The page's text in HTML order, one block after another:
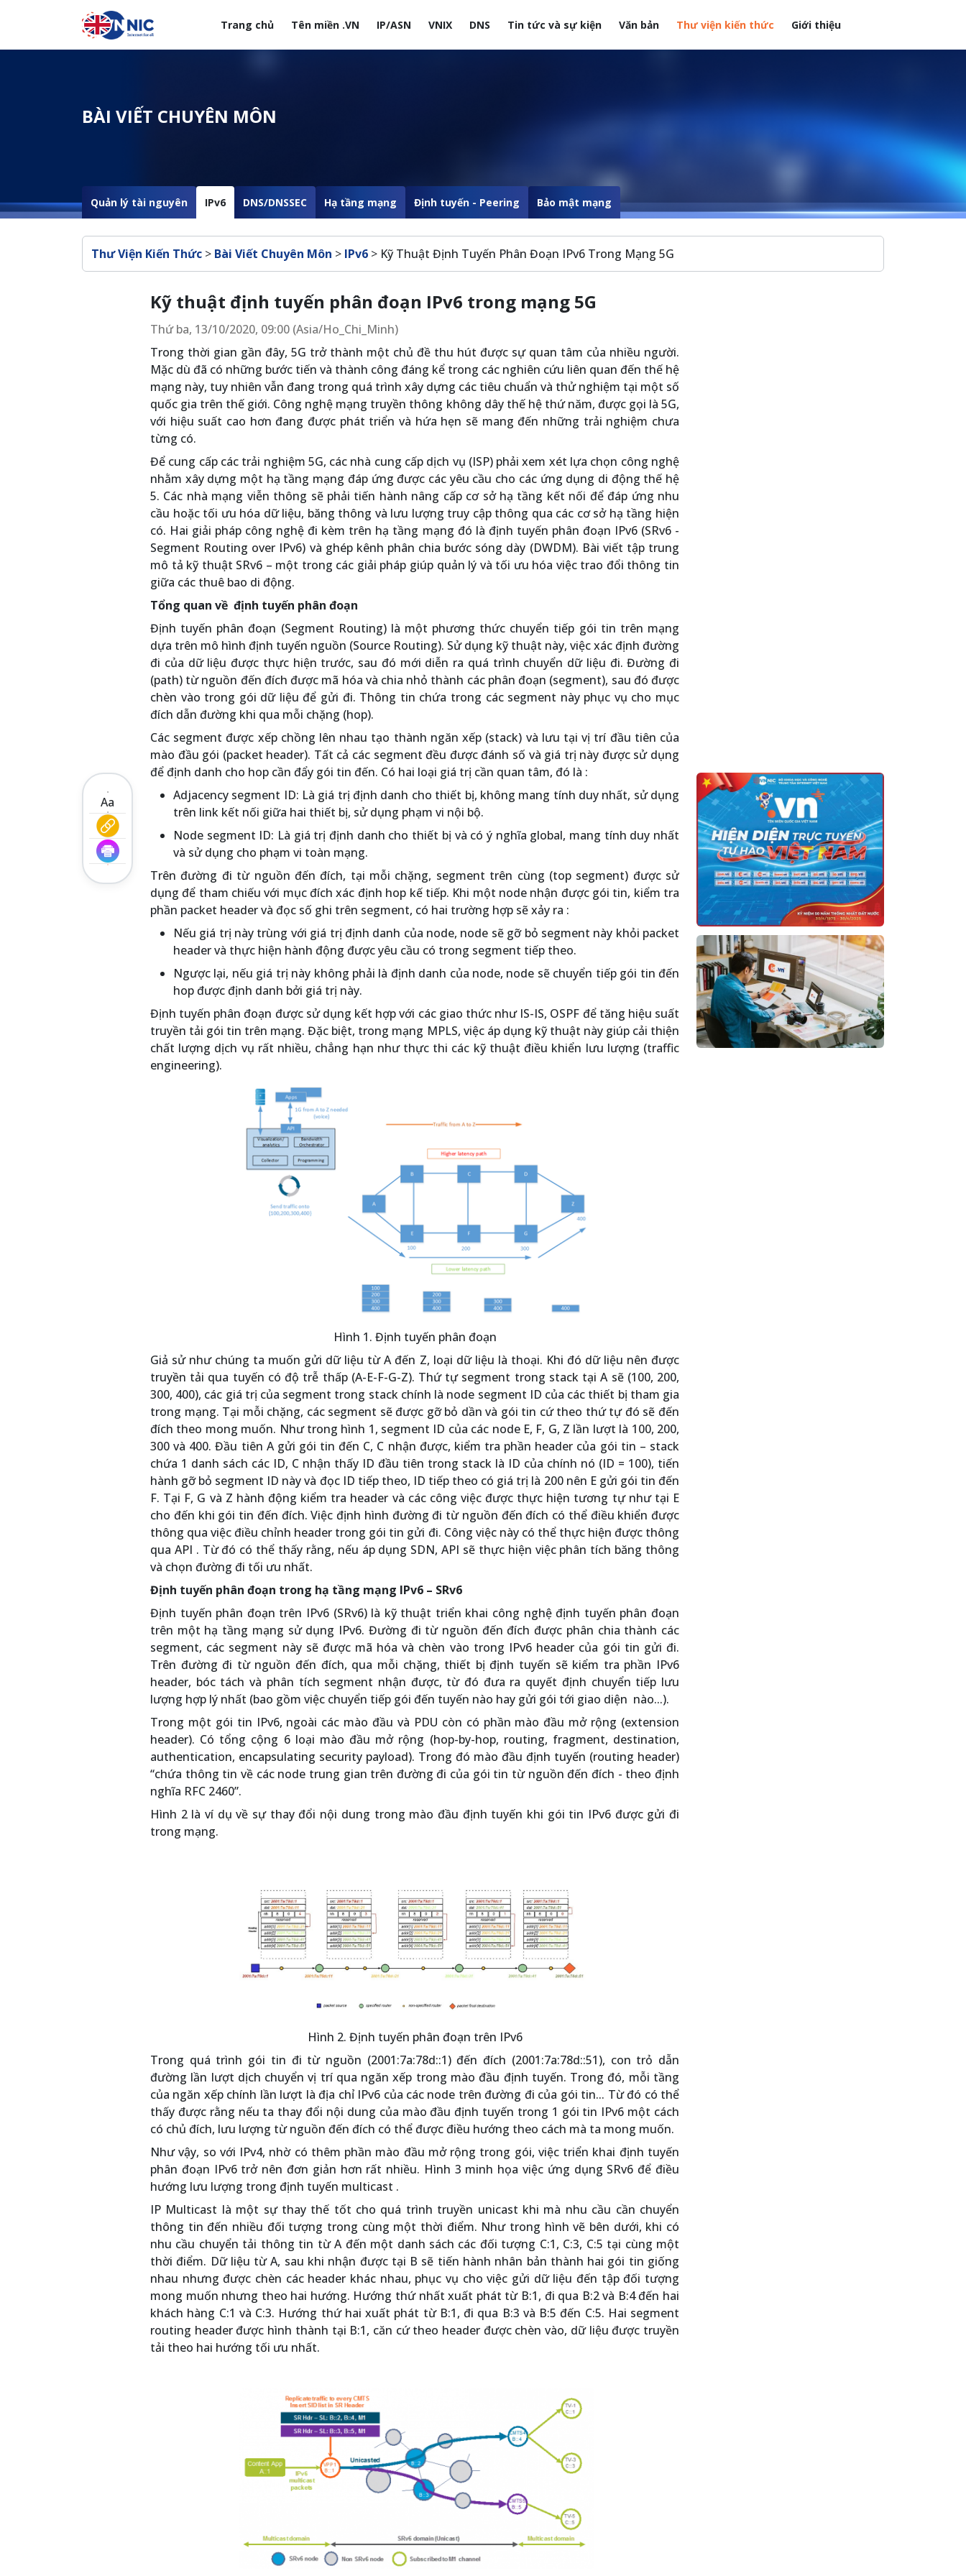
Nhảy đến nội dung
Trang chủ Tên miền .VN IP/ASN VNIX DNS Tin tức và sự kiện Văn bản Thư viện kiến thức Giới thiệu
Menuheader của website
BÀI VIẾT CHUYÊN MÔN
Quản lý tài nguyên IPv6 DNS/DNSSEC Hạ tầng mạng Định tuyến - Peering Bảo mật mạng
Breadcrumb
Thư Viện Kiến Thức > Bài Viết Chuyên Môn > IPv6 > Kỹ Thuật Định Tuyến Phân Đoạn IPv6 Trong Mạng 5G
Aa
Kỹ thuật định tuyến phân đoạn IPv6 trong mạng 5G
Thứ ba, 13/10/2020, 09:00 (Asia/Ho_Chi_Minh)
Trong thời gian gần đây, 5G trở thành một chủ đề thu hút được sự quan tâm của nhiều người.
Mặc dù đã có những bước tiến và thành công đáng kể trong các nghiên cứu liên quan đến thế hệ
mạng này, tuy nhiên vẫn đang trong quá trình xây dựng các tiêu chuẩn và thử nghiệm tại một số
quốc gia trên thế giới. Công nghệ mạng truyền thông không dây thế hệ thứ năm, được gọi là 5G,
với hiệu suất cao hơn đang được phát triển và hứa hẹn sẽ mang đến những trải nghiệm chưa
từng có.
Để cung cấp các trải nghiệm 5G, các nhà cung cấp dịch vụ (ISP) phải xem xét lựa chọn công nghệ
nhằm xây dựng một hạ tầng mạng đáp ứng được các yêu cầu cho các ứng dụng di động thế hệ
5. Các nhà mạng viễn thông sẽ phải tiến hành nâng cấp cơ sở hạ tầng kết nối để đáp ứng nhu
cầu hoặc tối ưu hóa dữ liệu, băng thông và lưu lượng truy cập thông qua các cơ sở hạ tầng hiện
có. Hai giải pháp công nghệ đi kèm trên hạ tầng mạng đó là định tuyến phân đoạn IPv6 (SRv6 -
Segment Routing over IPv6) và ghép kênh phân chia bước sóng dày (DWDM). Bài viết tập trung
mô tả kỹ thuật SRv6 – một trong các giải pháp giúp quản lý và tối ưu hóa việc trao đổi thông tin
giữa các thuê bao di động.
Tổng quan về định tuyến phân đoạn
Định tuyến phân đoạn (Segment Routing) là một phương thức chuyển tiếp gói tin trên mạng
dựa trên mô hình định tuyến nguồn (Source Routing). Sử dụng kỹ thuật này, việc xác định đường
đi của dữ liệu được thực hiện trước, sau đó mới diễn ra quá trình chuyển dữ liệu đi. Đường đi
(path) từ nguồn đến đích được mã hóa và chia nhỏ thành các phân đoạn (segment), sau đó được
chèn vào trong gói dữ liệu để gửi đi. Thông tin chứa trong các segment này phục vụ cho mục
đích dẫn đường khi qua mỗi chặng (hop).
Các segment được xếp chồng lên nhau tạo thành ngăn xếp (stack) và lưu tại vị trí đầu tiên của
mào đầu gói (packet header). Tất cả các segment đều được đánh số và giá trị này được sử dụng
để định danh cho hop cần đẩy gói tin đến. Có hai loại giá trị cần quan tâm, đó là :
Adjacency segment ID: Là giá trị định danh cho thiết bị, không mang tính duy nhất, sử dụng
trên link kết nối giữa hai thiết bị, sử dụng phạm vi nội bộ.
Node segment ID: Là giá trị định danh cho thiết bị và có ý nghĩa global, mang tính duy nhất
và sử dụng cho phạm vi toàn mạng.
Trên đường đi từ nguồn đến đích, tại mỗi chặng, segment trên cùng (top segment) được sử
dụng để tham chiếu với mục đích xác định hop kế tiếp. Khi một node nhận được gói tin, kiểm tra
phần packet header và đọc số ghi trên segment, có hai trường hợp sẽ xảy ra :
Nếu giá trị này trùng với giá trị định danh của node, node sẽ gỡ bỏ segment này khỏi packet
header và thực hiện hành động được yêu cầu có trong segment tiếp theo.
Ngược lại, nếu giá trị này không phải là định danh của node, node sẽ chuyển tiếp gói tin đến
hop được định danh bởi giá trị này.
Định tuyến phân đoạn được sử dụng kết hợp với các giao thức như IS-IS, OSPF để tăng hiệu suất
truyền tải gói tin trên mạng. Đặc biệt, trong mạng MPLS, việc áp dụng kỹ thuật này giúp cải thiện
chất lượng dịch vụ rất nhiều, chẳng hạn như thực thi các kỹ thuật điều khiển lưu lượng (traffic
engineering).
Hình 1. Định tuyến phân đoạn
Giả sử như chúng ta muốn gửi dữ liệu từ A đến Z, loại dữ liệu là thoại. Khi đó dữ liệu nên được
truyền tải qua tuyến có độ trễ thấp (A-E-F-G-Z). Thứ tự segment trong stack tại A sẽ (100, 200,
300, 400), các giá trị của segment trong stack chính là node segment ID của các thiết bị tham gia
trong mạng. Tại mỗi chặng, các segment sẽ được gỡ bỏ dần và gói tin cứ theo thứ tự đó sẽ đến
đích theo mong muốn. Như trong hình 1, segment ID của các node E, F, G, Z lần lượt là 100, 200,
300 và 400. Đầu tiên A gửi gói tin đến C, C nhận được, kiểm tra phần header của gói tin – stack
chứa 1 danh sách các ID, C nhận thấy ID đầu tiên trong stack là ID của chính nó (ID = 100), tiến
hành gỡ bỏ segment ID này và đọc ID tiếp theo, ID tiếp theo có giá trị là 200 nên E gửi gói tin đến
F. Tại F, G và Z hành động kiểm tra header và các công việc được thực hiện tương tự như tại E
cho đến khi gói tin đến đích. Việc định hình đường đi từ nguồn đến đích có thể điều khiển được
thông qua việc điều chỉnh header trong gói tin gửi đi. Công việc này có thể thực hiện được thông
qua API . Từ đó có thể thấy rằng, nếu áp dụng SDN, API sẽ thực hiện việc phân tích băng thông
và chọn đường đi tối ưu nhất.
Định tuyến phân đoạn trong hạ tầng mạng IPv6 – SRv6
Định tuyến phân đoạn trên IPv6 (SRv6) là kỹ thuật triển khai công nghệ định tuyến phân đoạn
trên một hạ tầng mạng sử dụng IPv6. Đường đi từ nguồn đến đích được phân chia thành các
segment, các segment này sẽ được mã hóa và chèn vào trong IPv6 header của gói tin gửi đi.
Trên đường đi từ nguồn đến đích, qua mỗi chặng, thiết bị định tuyến sẽ kiểm tra phần IPv6
header, bóc tách và phân tích segment nhận được, từ đó đưa ra quyết định chuyển tiếp lưu
lượng hợp lý nhất (bao gồm việc chuyển tiếp gói đến tuyến nào hay gửi gói tới giao diện nào...).
Trong một gói tin IPv6, ngoài các mào đầu và PDU còn có phần mào đầu mở rộng (extension
header). Có tổng cộng 6 loại mào đầu mở rộng (hop-by-hop, routing, fragment, destination,
authentication, encapsulating security payload). Trong đó mào đầu định tuyến (routing header)
“chứa thông tin về các node trung gian trên đường đi của gói tin từ nguồn đến đích - theo định
nghĩa RFC 2460”.
Hình 2 là ví dụ về sự thay đổi nội dung trong mào đầu định tuyến khi gói tin IPv6 được gửi đi
trong mạng.
Hình 2. Định tuyến phân đoạn trên IPv6
Trong quá trình gói tin đi từ nguồn (2001:7a:78d::1) đến đích (2001:7a:78d::51), con trỏ dẫn
đường lần lượt dịch chuyển vị trí qua ngăn xếp trong mào đầu định tuyến. Trong đó, mỗi tầng
của ngăn xếp chính lần lượt là địa chỉ IPv6 của các node trên đường đi của gói tin... Từ đó có thể
thấy được rằng nếu ta thay đổi nội dung của mào đầu định tuyến trong 1 gói tin IPv6 một cách
có chủ đích, lưu lượng từ nguồn đến đích có thể được điều hướng theo cách mà ta mong muốn.
Như vậy, so với IPv4, nhờ có thêm phần mào đầu mở rộng trong gói, việc triển khai định tuyến
phân đoạn IPv6 trở nên đơn giản hơn rất nhiều. Hình 3 minh họa việc ứng dụng SRv6 để điều
hướng lưu lượng trong định tuyến multicast .
IP Multicast là một sự thay thế tốt cho quá trình truyền unicast khi mà nhu cầu cần chuyển
thông tin đến nhiều đối tượng trong cùng một thời điểm. Như trong hình vẽ bên dưới, khi có
nhu cầu chuyển tải thông tin từ A đến một danh sách các đối tượng C:1, C:3, C:5 tại cùng một
thời điểm. Dữ liệu từ A, sau khi nhận được tại B sẽ tiến hành nhân bản thành hai gói tin giống
nhau nhưng được chèn các header khác nhau, phục vụ cho việc gửi dữ liệu đến tập đối tượng
mong muốn nhưng theo hai hướng. Hướng thứ nhất xuất phát từ B:1, đi qua B:2 và B:4 đến hai
khách hàng C:1 và C:3. Hướng thứ hai xuất phát từ B:1, đi qua B:3 và B:5 đến C:5. Hai segment
routing header được hình thành tại B:1, căn cứ theo header được chèn vào, dữ liệu được truyền
tải theo hai hướng tối ưu nhất.